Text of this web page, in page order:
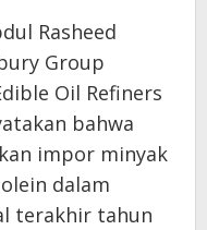
Rasheed
Group
Oil Refiners
bahwa
impor minyak
dalam
terakhir tahun